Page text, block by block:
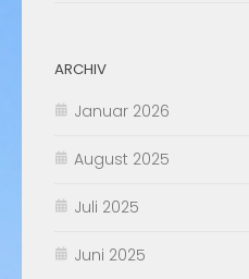
ARCHIV
Januar 2026
August 2025
Juli 2025
Juni 2025